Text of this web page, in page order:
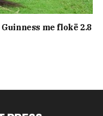
me flokë 2.8